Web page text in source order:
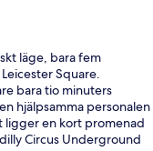
läge, bara fem
Square.
bara tio minuters
hjälpsamma personalen
ligger en kort promenad
Circus Underground